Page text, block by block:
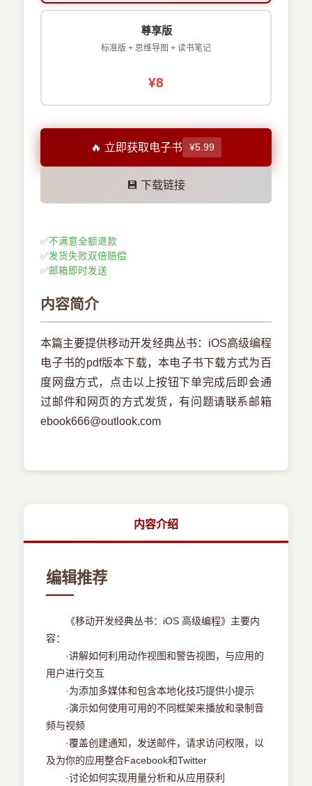
尊享版
标准版 + 思维导图 + 读书笔记
¥8
🔥 立即获取电子书 ¥5.99
💾 下载链接
✅不满意全额退款
✅发货失败双倍赔偿
✅邮箱即时发送
内容简介
本篇主要提供移动开发经典丛书：iOS高级编程
电子书的pdf版本下载，本电子书下载方式为百
度网盘方式，点击以上按钮下单完成后即会通
过邮件和网页的方式发货，有问题请联系邮箱
ebook666@outlook.com
内容介绍
编辑推荐
《移动开发经典丛书：iOS 高级编程》主要内
容：
·讲解如何利用动作视图和警告视图，与应用的
用户进行交互
·为添加多媒体和包含本地化技巧提供小提示
·演示如何使用可用的不同框架来播放和录制音
频与视频
·覆盖创建通知，发送邮件，请求访问权限，以
及为你的应用整合Facebook和Twitter
·讨论如何实现用量分析和从应用获利